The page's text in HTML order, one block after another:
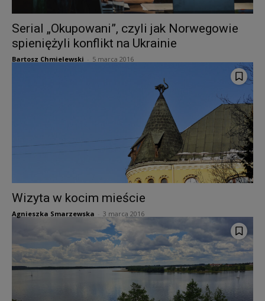
Serial „Okupowani”, czyli jak Norwegowie
spieniężyli konflikt na Ukrainie
Bartosz Chmielewski 5 marca 2016
Wizyta w kocim mieście
Agnieszka Smarzewska 3 marca 2016